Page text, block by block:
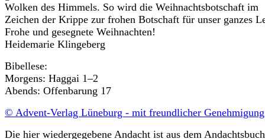
Wolken des Himmels. So wird die Weihnachtsbotschaft im
Zeichen der Krippe zur frohen Botschaft für unser ganzes
Frohe und gesegnete Weihnachten!
Heidemarie Klingeberg
Bibellese:
Morgens: Haggai 1–2
Abends: Offenbarung 17
© Advent-Verlag Lüneburg - mit freundlicher
Die hier wiedergegebene Andacht ist aus dem